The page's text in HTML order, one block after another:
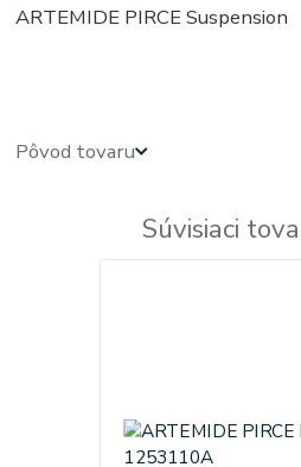
ARTEMIDE PIRCE Suspension
Pôvod tovaru
Súvisiaci